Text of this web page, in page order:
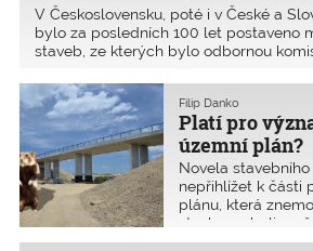
V Československu, poté i v České a
bylo za posledních 100 let postaveno
staveb, ze kterých bylo odbornou
dlouhodobě spjatých s rozvojem
celkem 1
Platí pro
územní plán?
Filip Danko
Novela
nepřihlížet k části
plánu, která
stavby, neboli
z koridoru. Ve